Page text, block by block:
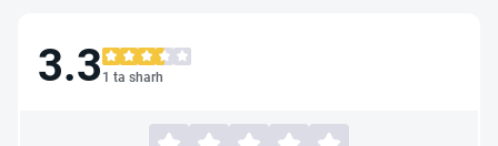
3.3 1 ta sharh